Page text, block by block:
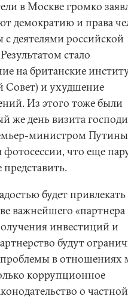
в Москве громко
демократию и права
с деятелями российской
стало
на британские
Совет) и ухудшение
Из этого тоже были
же день визита
министром
что еще
будет привлекать
важнейшего
инвестиций и
будут
проблемы в отношениях
коррупционное
о частной